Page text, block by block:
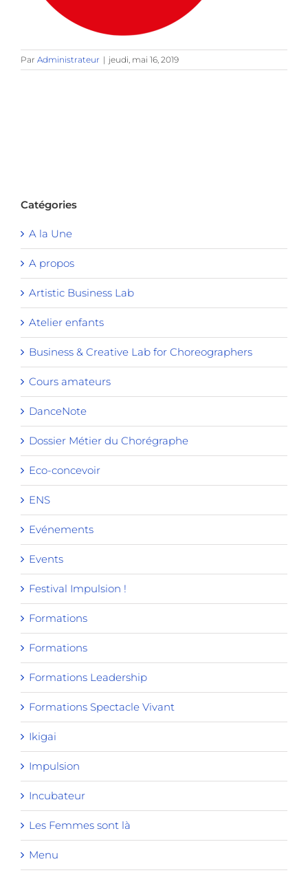
Par Administrateur | jeudi, mai 16, 2019
Catégories
A la Une
A propos
Artistic Business Lab
Atelier enfants
Business & Creative Lab for Choreographers
Cours amateurs
DanceNote
Dossier Métier du Chorégraphe
Eco-concevoir
ENS
Evénements
Events
Festival Impulsion !
Formations
Formations
Formations Leadership
Formations Spectacle Vivant
Ikigai
Impulsion
Incubateur
Les Femmes sont là
Menu